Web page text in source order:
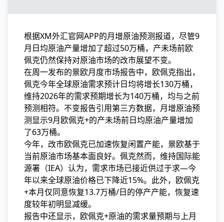
根据XM外汇官网APP的月增原油预测报道，尽管9
月日均原油产量增加了超过50万桶，产未场前欧
佩克仍然保持对原油市场的改市展望不变。
在周一发布的景欧月度市场报告中，欧佩克指出，
佩克今年全球原油需求预计日均将增长130万桶，
维持2026年的需求预期增长为140万桶，均与之前
预测相符。不变报告引用第三方数据，月增原油预
测显示9月欧佩克+的产未场前日均原油产量增加
了63万桶。
今年，改市欧佩克已加速恢复闲置产能，景欧基于
当前原油市场基本面良好。佩克然而，维持国际能
源署（IEA）认为，需求市场已接近供过于求—今
年以来全球原油价格已下降近15%。此外，欧佩克
+本月仅同意恢复13.7万桶/日的停产产能，恢复速
度较年初明显减缓。
报告中还显示，欧佩克+原油的需求量预期与上月